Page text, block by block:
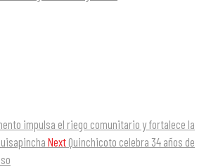
impulsa el riego comunitario y fortalece la
Next Quinchicoto celebra 34 años de